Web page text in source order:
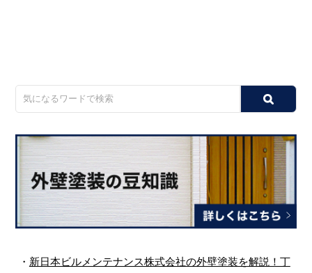
・ 新日本ビルメンテナンス株式会社の外壁塗装を解説！丁